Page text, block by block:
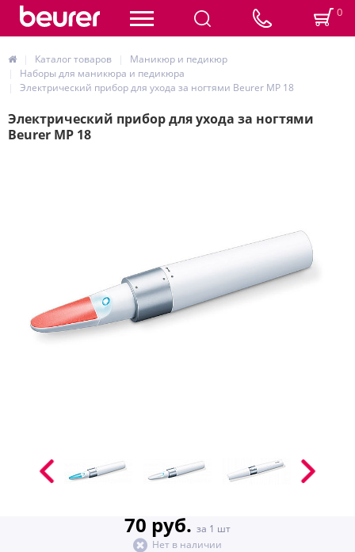
0
Каталог товаров
Маникюр и педикюр
Наборы для маникюра и педикюра
Электрический прибор для ухода за ногтями Beurer MP 18
Электрический прибор для ухода за ногтями
Beurer MP 18
70 руб. за 1 шт
Нет в наличии